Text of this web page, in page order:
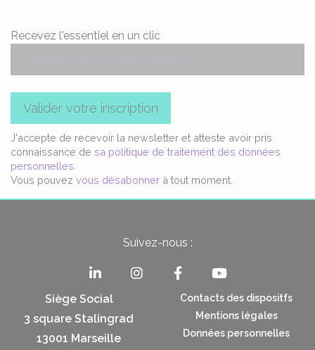
Recevez l'essentiel en un clic
Valider votre inscription
J'accepte de recevoir la newsletter et atteste avoir pris
connaissance de sa politique de traitement des données
personnelles
Vous pouvez vous désabonner à tout moment.
Suivez-nous :
Siège Social
3 square Stalingrad
13001 Marseille
Contacts des dispositfs
Mentions légales
Données personnelles